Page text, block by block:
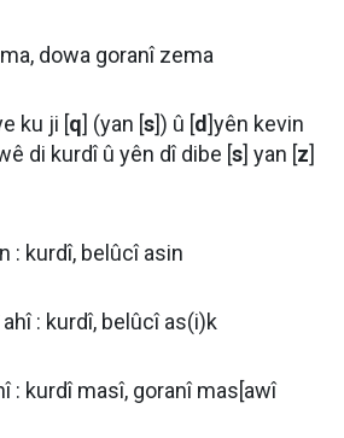
dowa goranî zema
ku ji [q] (yan [s]) û [d]yên kevin
di kurdî û yên dî dibe [s] yan [z]
: kurdî, belûcî asin
: kurdî, belûcî as(i)k
: kurdî masî, goranî mas[awî